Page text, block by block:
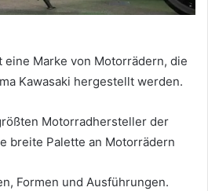
eine Marke von Motorrädern, die
Kawasaki hergestellt werden.
Motorradhersteller der
breite Palette an Motorrädern
Formen und Ausführungen.